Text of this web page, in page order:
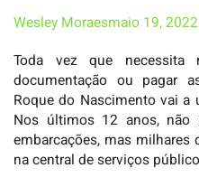
Wesley Moraesmaio 19, 2022
Toda vez que necessita
documentação ou pagar
Roque do Nascimento vai a
Nos últimos 12 anos, não
embarcações, mas
na central de serviços